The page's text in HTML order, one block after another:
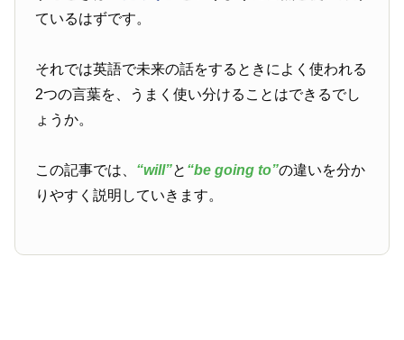
ているはずです。
それでは英語で未来の話をするときによく使われる
2つの言葉を、うまく使い分けることはできるでし
ょうか。
この記事では、 “will”と “be going to”の違いを分か
りやすく説明していきます。